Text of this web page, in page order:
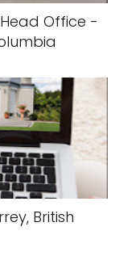
Office -
British